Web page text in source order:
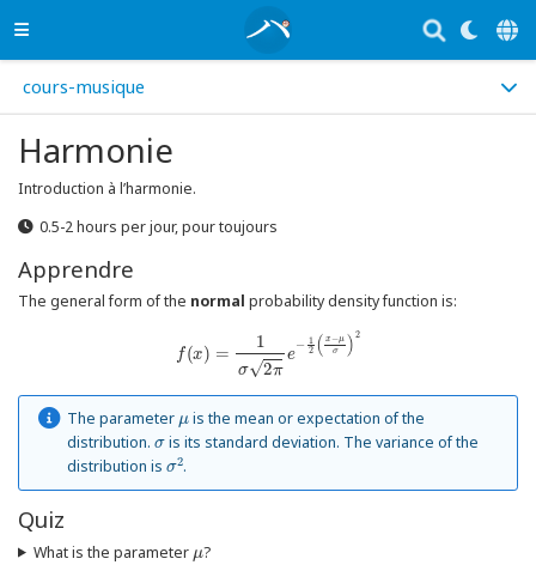
cours-musique
Harmonie
Introduction à l’harmonie.
0.5-2 hours per jour, pour toujours
Apprendre
The general form of the normal probability density function is:
e x −μ σ)2
The parameter
is the mean or expectation of the
distribution.
σ
is its standard deviation. The variance of the
distribution is
σ
2
.
Quiz
What is the parameter ?